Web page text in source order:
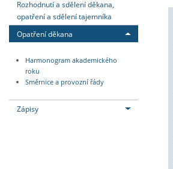
Rozhodnutí a sdělení děkana,
opatření a sdělení tajemníka
Opatření děkana
Harmonogram akademického
roku
Směrnice a provozní řády
Zápisy